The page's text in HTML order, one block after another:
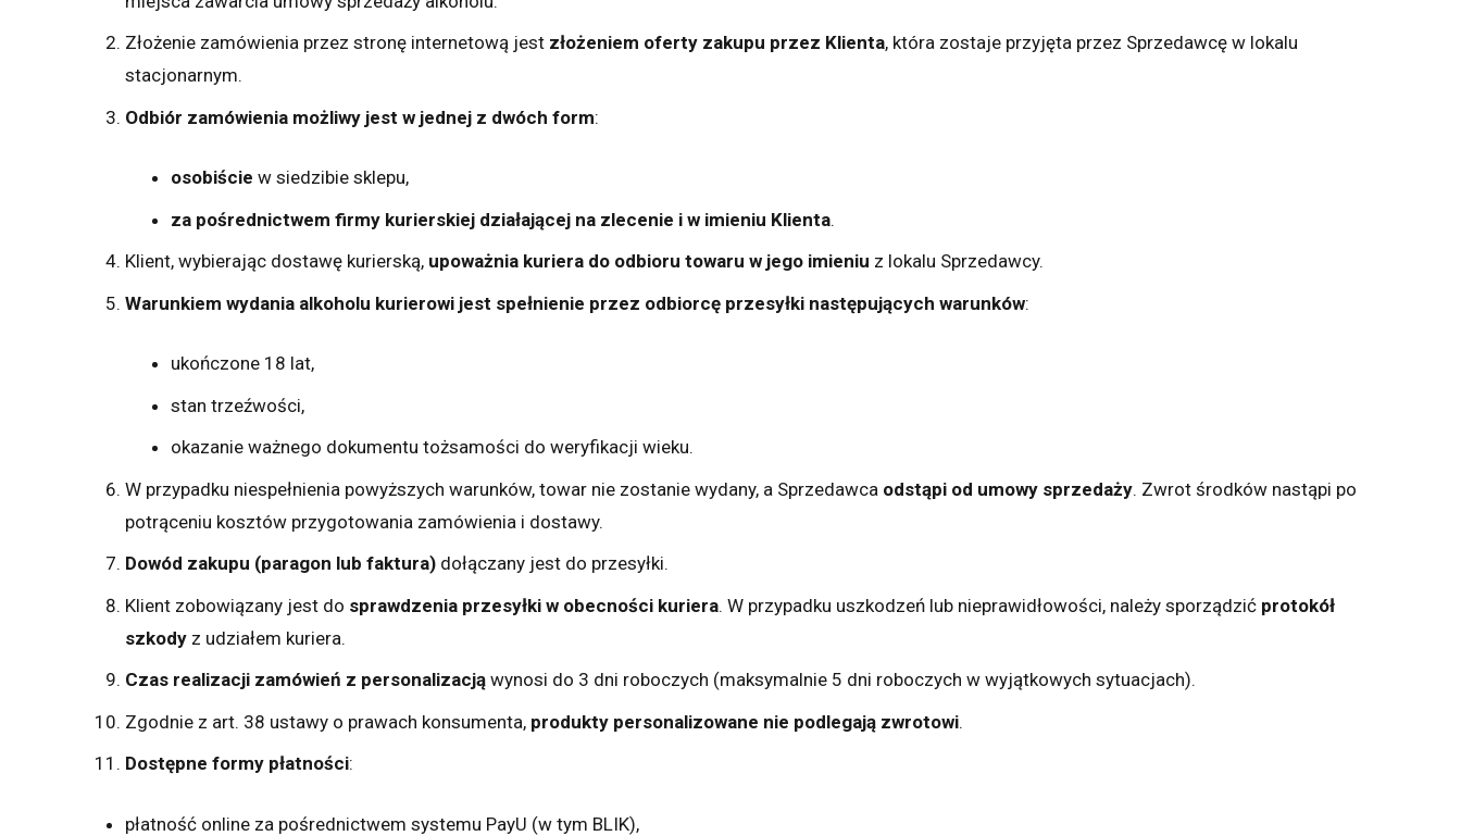
Złożenie zamówienia przez stronę internetową jest złożeniem oferty zakupu przez Klienta, która zostaje przyjęta przez Sprzedawcę w lokalu
stacjonarnym.
Odbiór zamówienia możliwy jest w jednej z dwóch form:
osobiście w siedzibie sklepu,
za pośrednictwem firmy kurierskiej działającej na zlecenie i w imieniu Klienta.
Klient, wybierając dostawę kurierską, upoważnia kuriera do odbioru towaru w jego imieniu z lokalu Sprzedawcy.
Warunkiem wydania alkoholu kurierowi jest spełnienie przez odbiorcę przesyłki następujących warunków:
ukończone 18 lat,
stan trzeźwości,
okazanie ważnego dokumentu tożsamości do weryfikacji wieku.
W przypadku niespełnienia powyższych warunków, towar nie zostanie wydany, a Sprzedawca odstąpi od umowy sprzedaży. Zwrot środków nastąpi po
potrąceniu kosztów przygotowania zamówienia i dostawy.
Dowód zakupu (paragon lub faktura)dołączany jest do przesyłki.
Klient zobowiązany jest do sprawdzenia przesyłki w obecności kuriera. W przypadku uszkodzeń lub nieprawidłowości, należy sporządzić protokół
szkodyz udziałem kuriera.
Czas realizacji zamówień z personalizacjąwynosi do 3 dni roboczych (maksymalnie 5 dni roboczych w wyjątkowych sytuacjach).
Zgodnie z art. 38 ustawy o prawach konsumenta, produkty personalizowane nie podlegają zwrotowi.
Dostępne formy płatności:
płatność online za pośrednictwem systemu PayU (w tym BLIK),